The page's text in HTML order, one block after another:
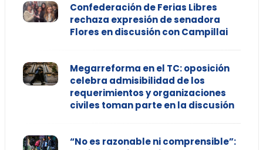
Confederación de Ferias Libres
rechaza expresión de senadora
Flores en discusión con Campillai
Megarreforma en el TC: oposición
celebra admisibilidad de los
requerimientos y organizaciones
civiles toman parte en la discusión
“No es razonable ni comprensible”: